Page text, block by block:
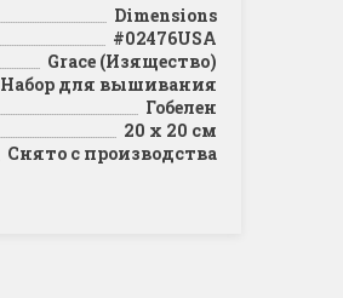
Dimensions
#02476USA
Grace (Изящество)
Набор для вышивания
Гобелен
20 x 20 см
Снято с производства